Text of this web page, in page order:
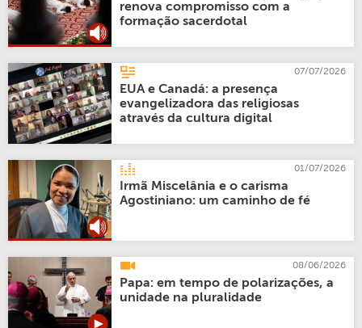
renova compromisso com a
formação sacerdotal
07/07/2026
EUA e Canadá: a presença
evangelizadora das religiosas
através da cultura digital
01/07/2026
Irmã Miscelânia e o carisma
Agostiniano: um caminho de fé
08/06/2026
Papa: em tempo de polarizações, a
unidade na pluralidade